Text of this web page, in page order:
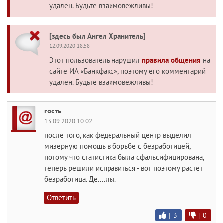
удален. Будьте взаимовежливы!
[здесь был Ангел Хранитель]
12.09.2020 18:58
Этот пользователь нарушил правила общения на
сайте ИА «Банкфакс», поэтому его комментарий
удален. Будьте взаимовежливы!
гость
13.09.2020 10:02
после того, как федеральный центр выделил
мизерную помощь в борьбе с безработицей,
потому что статистика была сфальсифицирована,
теперь решили исправиться - вот поэтому растёт
безработица. Де....лы.
Ответить
| 3 | 0